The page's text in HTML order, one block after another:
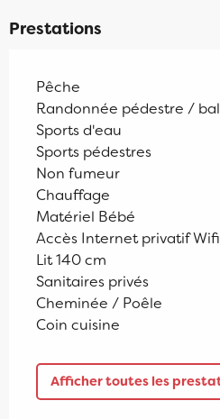
Prestations
Pêche
Randonnée pédestre /
Sports d'eau
Sports pédestres
Non fumeur
Chauffage
Matériel Bébé
Accès Internet privatif Wifi
Lit 140 cm
Sanitaires privés
Cheminée / Poêle
Coin cuisine
Afficher toutes les